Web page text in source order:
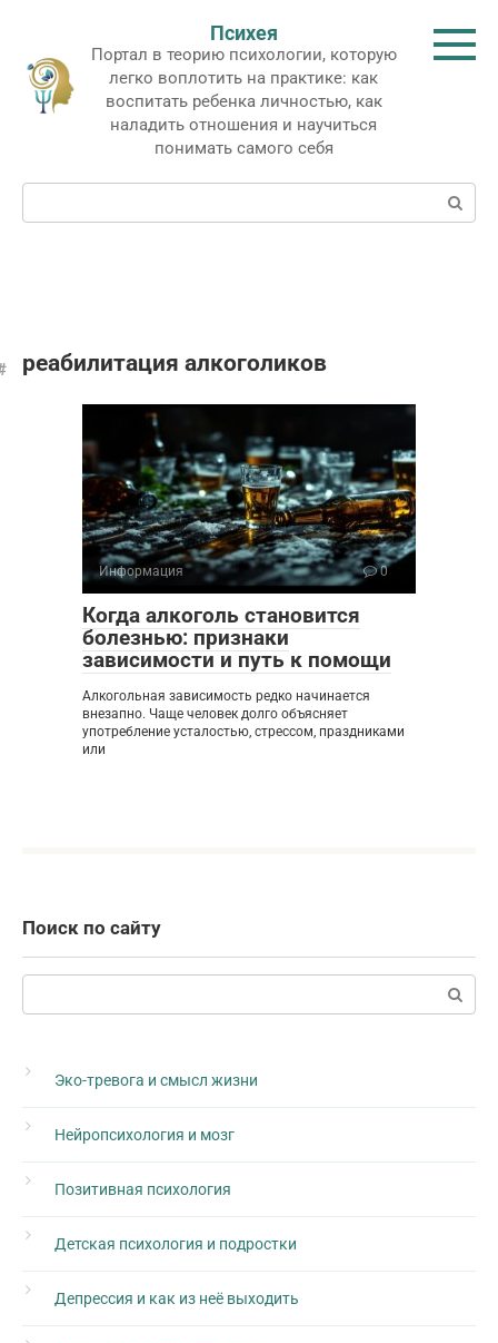
контенту
Психея
Портал в теорию психологии, которую
легко воплотить на практике: как
воспитать ребенка личностью, как
наладить отношения и научиться
понимать самого себя
Поиск:
реабилитация алкоголиков
Информация 0
Когда алкоголь становится
болезнью: признаки
зависимости и путь к помощи
Алкогольная зависимость редко начинается
внезапно. Чаще человек долго объясняет
употребление усталостью, стрессом, праздниками
или
Поиск по сайту
Поиск:
Эко-тревога и смысл жизни
Нейропсихология и мозг
Позитивная психология
Детская психология и подростки
Депрессия и как из неё выходить